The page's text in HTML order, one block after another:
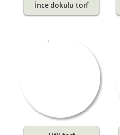
İnce dokulu torf